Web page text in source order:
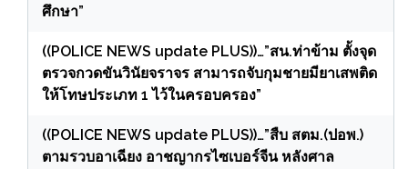
ศึกษา”
((POLICE NEWS update PLUS))…”สน.ท่าข้าม ตั้งจุด
ตรวจกวดขันวินัยจราจร สามารถจับกุมชายมียาเสพติด
ให้โทษประเภท 1 ไว้ในครอบครอง”
((POLICE NEWS update PLUS))…”สืบ สตม.(ปอพ.)
ตามรวบอาเฉียง อาชญากรไซเบอร์จีน หลังศาล